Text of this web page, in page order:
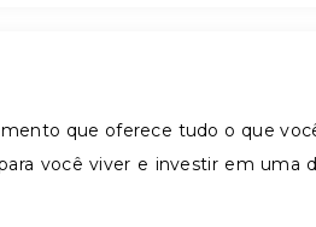
que oferece tudo o que
você viver e investir em uma